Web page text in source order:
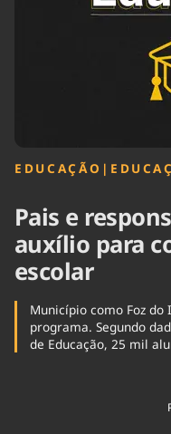
EDUCAÇÃO |
Pais e
auxílio para
escolar
Município como Foz do
programa. Segundo
de Educação, 25 mil